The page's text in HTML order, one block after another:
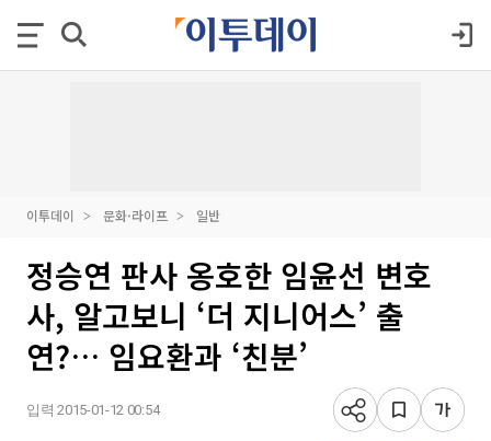
이투데이 문화·라이프 일반
정승연 판사 옹호한 임윤선 변호
사, 알고보니 ‘더 지니어스’ 출
연?… 임요환과 ‘친분’
입력 2015-01-12 00:54